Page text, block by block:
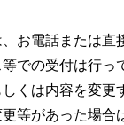
お電話または直
での受付は行っ
くは内容を変更
等があった場合